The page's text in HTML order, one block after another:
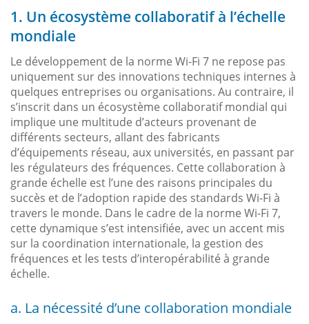
1. Un écosystème collaboratif à l’échelle
mondiale
Le développement de la norme Wi-Fi 7 ne repose pas
uniquement sur des innovations techniques internes à
quelques entreprises ou organisations. Au contraire, il
s’inscrit dans un écosystème collaboratif mondial qui
implique une multitude d’acteurs provenant de
différents secteurs, allant des fabricants
d’équipements réseau, aux universités, en passant par
les régulateurs des fréquences. Cette collaboration à
grande échelle est l’une des raisons principales du
succès et de l’adoption rapide des standards Wi-Fi à
travers le monde. Dans le cadre de la norme Wi-Fi 7,
cette dynamique s’est intensifiée, avec un accent mis
sur la coordination internationale, la gestion des
fréquences et les tests d’interopérabilité à grande
échelle.
a. La nécessité d’une collaboration mondiale